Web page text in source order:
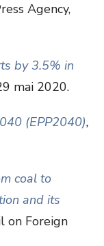
Agency,
by 3.5% in
mai 2020.
(EPP2040),
coal to
and its
on Foreign